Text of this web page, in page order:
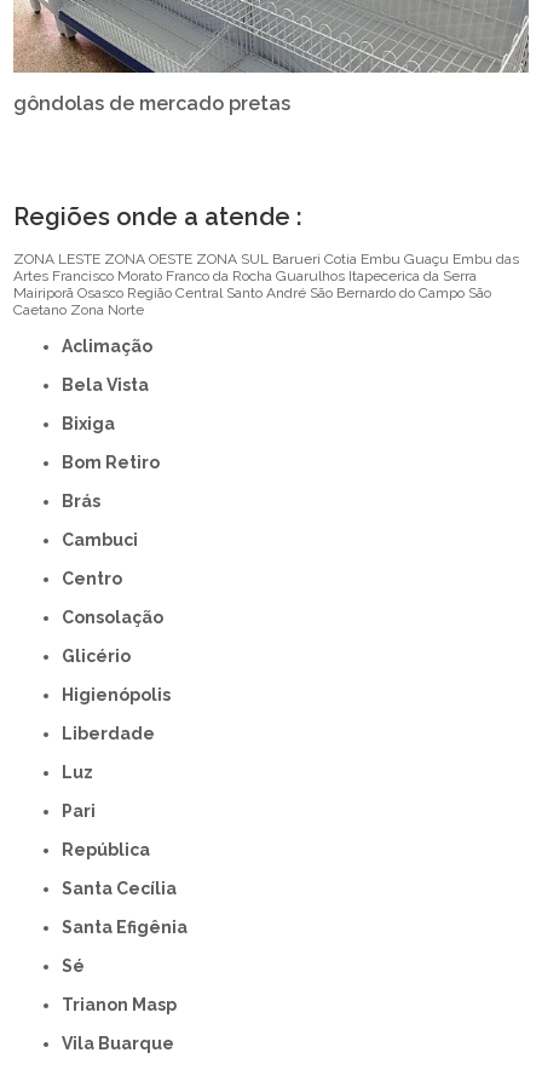
gôndolas de mercado pretas
Regiões onde a atende :
ZONA LESTE ZONA OESTE ZONA SUL Barueri Cotia Embu Guaçu Embu das
Artes Francisco Morato Franco da Rocha Guarulhos Itapecerica da Serra
Mairiporã Osasco Região Central Santo André São Bernardo do Campo São
Caetano Zona Norte
Aclimação
Bela Vista
Bixiga
Bom Retiro
Brás
Cambuci
Centro
Consolação
Glicério
Higienópolis
Liberdade
Luz
Pari
República
Santa Cecília
Santa Efigênia
Sé
Trianon Masp
Vila Buarque